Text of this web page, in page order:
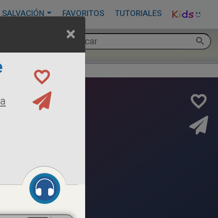
FAVORITOS TUTORIALES
×